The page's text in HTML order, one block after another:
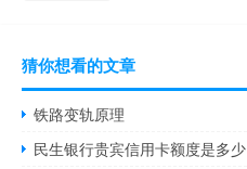
猜你想看的文章
铁路变轨原理
民生银行贵宾信用卡额度是多少